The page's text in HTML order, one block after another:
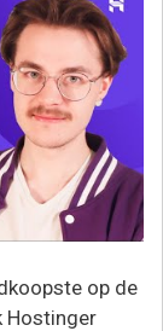
op de
Hostinger